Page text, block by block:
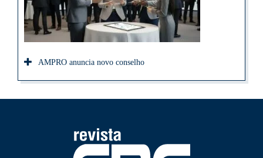
AMPRO anuncia novo conselho